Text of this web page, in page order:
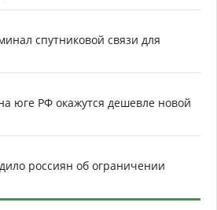
спутниковой связи для
юге РФ окажутся дешевле новой
россиян об ограничении